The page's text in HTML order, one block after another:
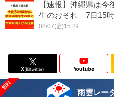
【速報】沖縄県は
生のおそれ 7日15
08/07(金)15:29
雨雲レー